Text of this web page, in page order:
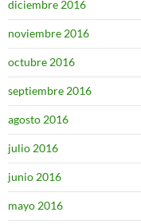
diciembre 2016
noviembre 2016
octubre 2016
septiembre 2016
agosto 2016
julio 2016
junio 2016
mayo 2016